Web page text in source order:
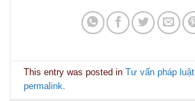
This entry was posted inTư vấn pháp luật
permalink